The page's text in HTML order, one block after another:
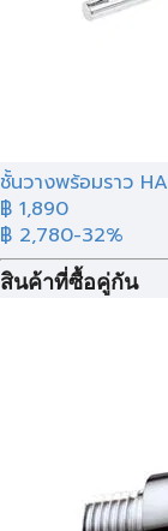
ชั้นวางพร้อมราว
฿ 1,890
฿ 2,780-32%
สินค้าที่ซื้อคู่กัน